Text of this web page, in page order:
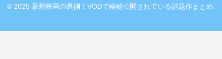
© 2025 最新映画の裏側！VODで極秘公開されている話題作まとめ.